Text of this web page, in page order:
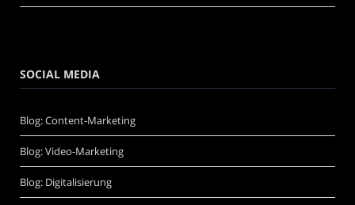
SOCIAL MEDIA
Blog: Content-Marketing
Blog: Video-Marketing
Blog: Digitalisierung